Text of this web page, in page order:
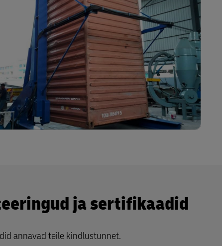
ja sertifikaadid
annavad teile kindlustunnet.